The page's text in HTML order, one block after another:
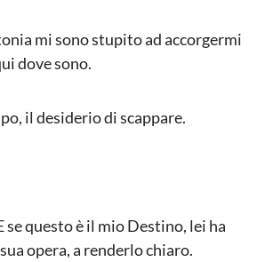
mi sono stupito ad accorgermi
dove sono.
il desiderio di scappare.
se questo è il mio Destino, lei ha
opera, a renderlo chiaro.